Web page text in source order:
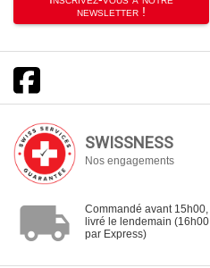
newsletter !
SWISSNESS
Nos engagements
local_shipping
Commandé avant 15h00,
livré le lendemain (16h00
par Express)